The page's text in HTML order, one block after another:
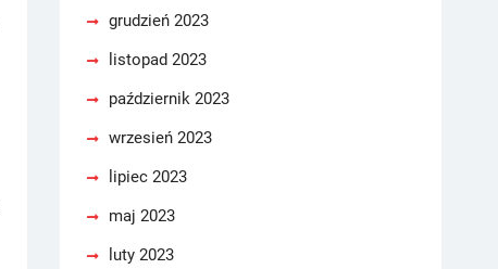
grudzień 2023
listopad 2023
październik 2023
wrzesień 2023
lipiec 2023
maj 2023
luty 2023